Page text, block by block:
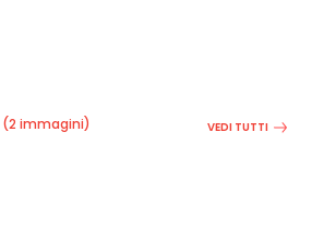
(2 immagini) VEDI TUTTI